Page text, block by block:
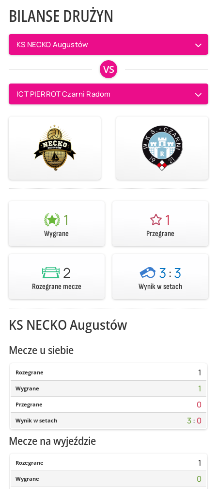
BILANSE DRUŻYN
KS NECKO Augustów
VS
ICT PIERROT Czarni Radom
1
Wygrane
1
Przegrane
2
Rozegrane mecze
3 :3
Wynik w setach
KS NECKO Augustów
Mecze u siebie
Rozegrane 1
Wygrane 1
Przegrane 0
Wynik w setach 3: 0
Mecze na wyjeździe
Rozegrane 1
Wygrane 0